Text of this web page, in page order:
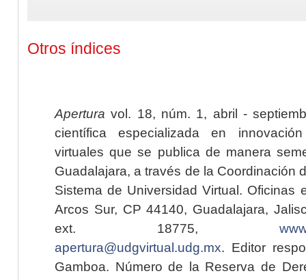
Otros índices
Apertura vol. 18, núm. 1, abril -
científica especializada en
virtuales que se publica de manera
Guadalajara, a través de la Coordinación
Sistema de Universidad Virtual. Oficinas
Arcos Sur, CP 44140, Guadalajara,
ext. 18775,
apertura@udgvirtual.udg.mx. Editor
Gamboa. Número de la Reserva de